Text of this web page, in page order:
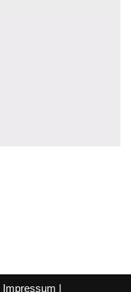
Impressum |